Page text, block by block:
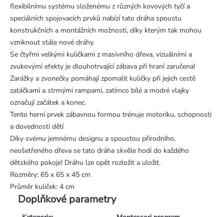
flexibilnímu systému složenému z různých kovových tyčí a
speciálních spojovacích prvků nabízí tato dráha spoustu
konstrukčních a montážních možností, díky kterým tak mohou
vzniknout stále nové dráhy.
Se čtyřmi velkými kuličkami z masivního dřeva, vizuálními a
zvukovými efekty je dlouhotrvající zábava při hraní zaručena!
Zarážky a zvonečky pomáhají zpomalit kuličky při jejich cestě
zatáčkami a strmými rampami, zatímco bílé a modré vlajky
označují začátek a konec.
Tento herní prvek zábavnou formou trénuje motoriku, schopnosti
a dovednosti dětí
Díky svému jemnému designu a spoustou přírodního,
neošetřeného dřeva se tato dráha skvěle hodí do každého
dětského pokoje! Dráhu lze opět rozložit a uložit.
Rozměry: 65 x 65 x 45 cm
Průměr kuliček: 4 cm
Doplňkové parametry